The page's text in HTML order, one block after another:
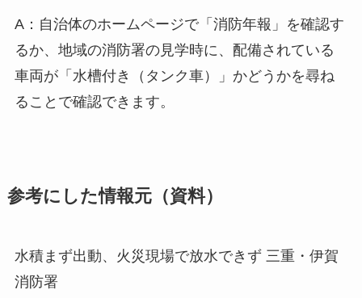
A：自治体のホームページで「消防年報」を確認す
るか、地域の消防署の見学時に、配備されている
車両が「水槽付き（タンク車）」かどうかを尋ね
ることで確認できます。
参考にした情報元（資料）
水積まず出動、火災現場で放水できず 三重・伊賀
消防署